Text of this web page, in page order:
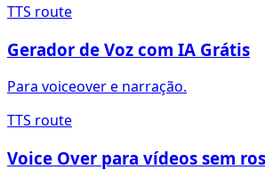
TTS route
Gerador de Voz com IA Grátis
Para voiceover e narração.
TTS route
Voice Over para vídeos sem